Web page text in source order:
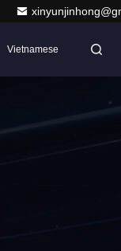
Vietnamese